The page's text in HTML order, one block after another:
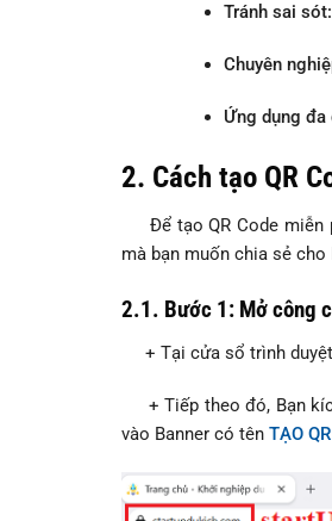
Tránh sai sót:
Chuyên
Ứng dụng đa
2. Cách tạo QR
Để tạo QR Code miễn
mà bạn muốn chia sẻ
2.1. Bước 1: Mở công
+ Tại cửa sổ trình
+ Tiếp theo đó, Bạn
vào Banner có tên TẠO